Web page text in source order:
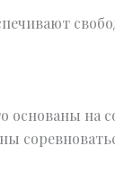
основаны на